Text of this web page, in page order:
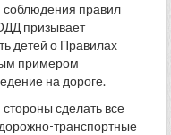
соблюдения правил
призывает
детей о Правилах
примером
на дороге.
сделать все
транспортные